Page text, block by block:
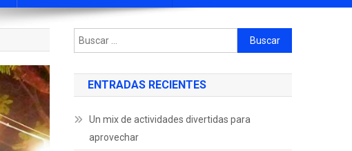
ENTRADAS RECIENTES
Un mix de actividades divertidas para
aprovechar